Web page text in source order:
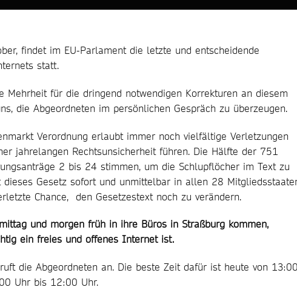
findet im EU-Parlament die letzte und entscheidende
statt.
Mehrheit für die dringend notwendigen Korrekturen an diesem
die Abgeordneten im persönlichen Gespräch zu überzeugen.
Verordnung erlaubt immer noch vielfältige Verletzungen
jahrelangen Rechtsunsicherheit führen. Die Hälfte der 751
2 bis 24 stimmen, um die Schlupflöcher im Text zu
Gesetz sofort und unmittelbar in allen 28
Chance, den Gesetzestext noch zu verändern.
und morgen früh in ihre Büros in Straßburg kommen,
ein freies und offenes Internet ist.
die Abgeordneten an. Die beste Zeit dafür ist heute von 13:00
Uhr bis 12:00 Uhr.